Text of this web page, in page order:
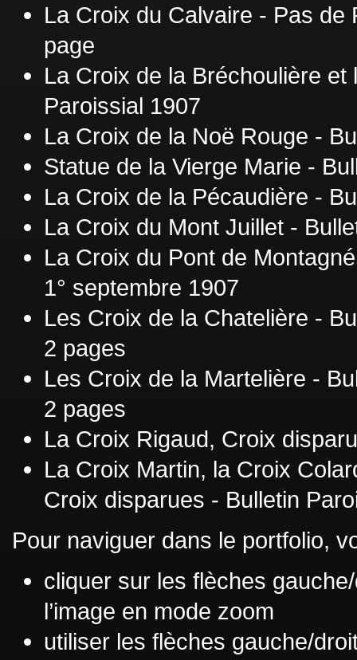
La Croix du Calvaire - Pas de
page
La Croix de la Bréchoulière
Paroissial 1907
La Croix de la Noë Rouge -
Statue de la Vierge Marie -
La Croix de la Pécaudière -
La Croix du Mont Juillet -
La Croix du Pont de
1° septembre 1907
Les Croix de la Chatelière -
2 pages
Les Croix de la Martelière -
2 pages
La Croix Rigaud, Croix
La Croix Martin, la Croix
Croix disparues - Bulletin
Pour naviguer dans le portfolio,
cliquer sur les flèches
l’image en mode zoom
utiliser les flèches gauche/